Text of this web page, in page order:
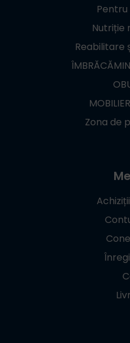
Nutriție
Reabilitare
Zona de